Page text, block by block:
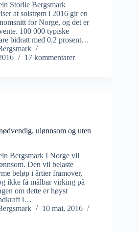
Storlie Bergsmark
at solstrøm i 2016 gir en
for Norge, og det er
100 000 typiske
bidratt med 0,2 prosent…
17 kommentarer
ulønnsom og uten
Bergsmark I Norge vil
Den vil belaste
beløp i årtier framover,
ikke få målbar virking på
om dette er høyst
i…
10 mai, 2016